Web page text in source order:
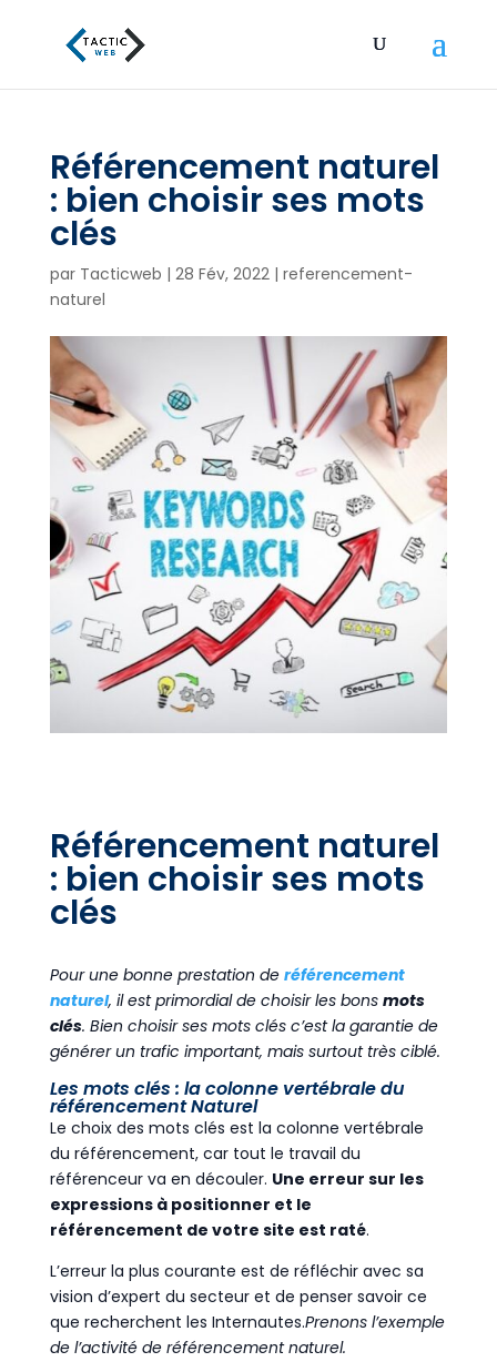
Référencement naturel
: bien choisir ses mots
clés
par Tacticweb | 28 Fév, 2022| referencement-
naturel
Référencement naturel
: bien choisir ses mots
clés
Pour une bonne prestation de référencement
naturel, il est primordial de choisir les bons mots
clés. Bien choisir ses mots clés c’est la garantie de
générer un trafic important, mais surtout très ciblé.
Les mots clés : la colonne vertébrale du
référencement Naturel
Le choix des mots clés est la colonne vertébrale
du référencement, car tout le travail du
référenceur va en découler. Une erreur sur les
expressions à positionner et le
référencement de votre site est raté.
L’erreur la plus courante est de réfléchir avec sa
vision d’expert du secteur et de penser savoir ce
que recherchent les Internautes.Prenons l’exemple
de l’activité de référencement naturel.